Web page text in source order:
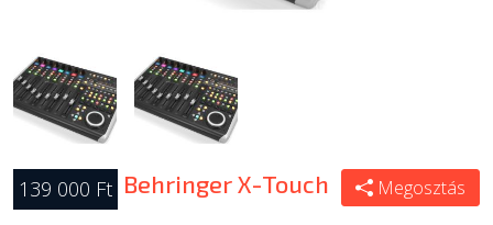
139 000 Ft Behringer X-Touch Megosztás